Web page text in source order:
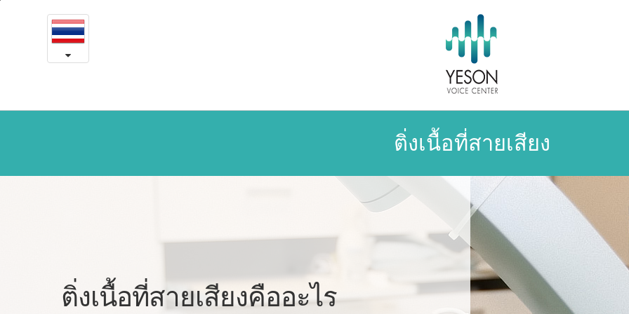
기
เนื้อที่
ติ่งเนื้อที่สายเสียง
ติ่งเนื้อที่สายเสียงคืออะไร